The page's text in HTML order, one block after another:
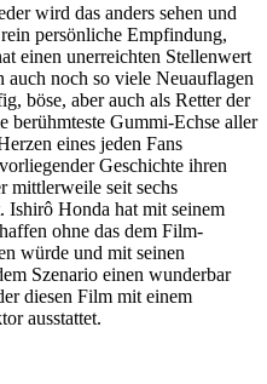
wird das anders sehen und
persönliche Empfindung,
einen unerreichten Stellenwert
noch so viele Neuauflagen
böse, aber auch als Retter der
berühmteste Gummi-Echse aller
eines jeden Fans
Geschichte ihren
mittlerweile seit sechs
Ishirô Honda hat mit seinem
ohne das dem Film-
würde und mit seinen
Szenario einen wunderbar
diesen Film mit einem
ausstattet.